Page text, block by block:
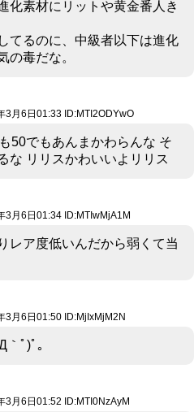
化素材にリットや黄金番人き
てるのに、中級者以下は進化
の毒だな。
3月6日01:33 ID:MTI2ODYwO
50でもあんまかわらんな そ
な リリスかわいいよリリス
3月6日01:34 ID:MTIwMjA1M
レア度低いんだから弱くて当
3月6日01:50 ID:MjIxMjM2N
｀ﾟ)ﾟ｡
3月6日01:52 ID:MTI0NzAyM